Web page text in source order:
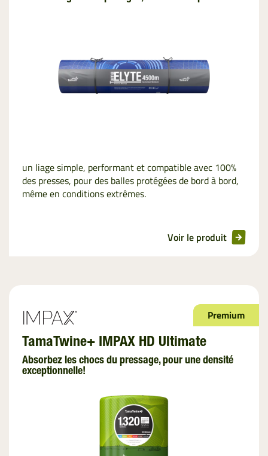
un liage simple, performant et compatible avec 100%
des presses, pour des balles protégées de bord à bord,
même en conditions extrêmes.
Voir le produit
Premium
TamaTwine+ IMPAX HD Ultimate
Absorbez les chocs du pressage, pour une densité
exceptionnelle!